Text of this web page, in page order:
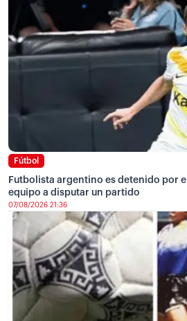
Fútbol
Futbolista argentino es detenido por
equipo a disputar un partido
07/08/2026 21:36